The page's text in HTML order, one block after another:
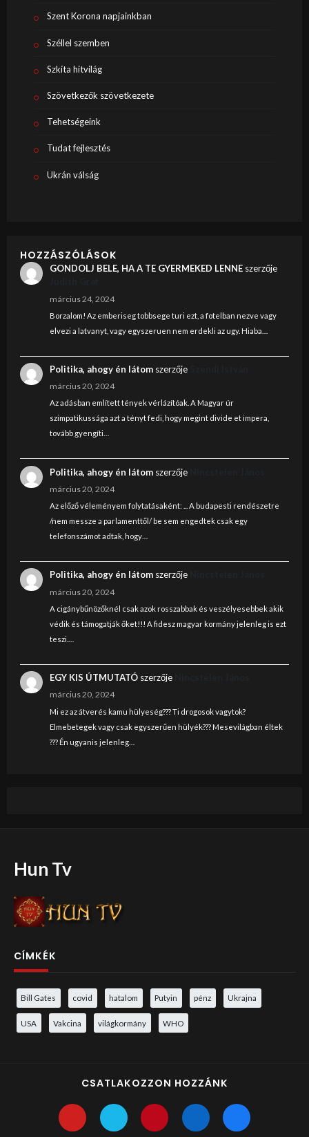
Szent Korona napjainkban
Széllel szemben
Szkíta hitvilág
Szövetkezők szövetkezete
Tehetségeink
Tudat fejlesztés
Ukrán válság
HOZZÁSZÓLÁSOK
GONDOLJ BELE, HA A TE GYERMEKED LENNEszerzője
március 24, 2024
Borzalom! Az emberiseg tobbsege turi ezt, a fotelban nezve vagy
elvezi a latvanyt, vagy egyszeruen nem erdekli az ugy. Hiaba…
Politika, ahogy én látomszerzője
március 20, 2024
Az adásban említett tények vérlázítóak. A Magyar úr
szimpatikussága azt a tényt fedi, hogy megint divide et impera,
tovább gyengíti…
Politika, ahogy én látomszerzője
március 20, 2024
Az előző véleményem folytatásaként: ... A budapesti rendészetre
/nem messze a parlamenttől/ be sem engedtek csak egy
telefonszámot adtak, hogy…
Politika, ahogy én látomszerzője
március 20, 2024
A cigánybűnözőknél csak azok rosszabbak és veszélyesebbek akik
védik és támogatják őket!!! A fidesz magyar kormány jelenleg is ezt
teszi.…
EGY KIS ÚTMUTATÓszerzője
március 20, 2024
Mi ez az átverés kamu hülyeség??? Ti drogosok vagytok?
Elmebetegek vagy csak egyszerűen hülyék??? Mesevilágban éltek
??? Én ugyanis jelenleg…
Hun Tv
CÍMKÉK
Bill Gates covid hatalom Putyin pénz Ukrajna
USA Vakcina világkormány WHO
CSATLAKOZZON HOZZÁNK